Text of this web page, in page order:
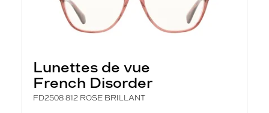
Lunettes de vue
French Disorder
FD2508 812 ROSE BRILLANT